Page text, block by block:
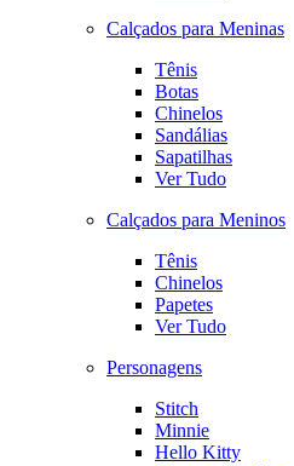
Calçados para Meninas
Tênis
Botas
Chinelos
Sandálias
Sapatilhas
Ver Tudo
Calçados para Meninos
Tênis
Chinelos
Papetes
Ver Tudo
Personagens
Stitch
Minnie
Hello Kitty